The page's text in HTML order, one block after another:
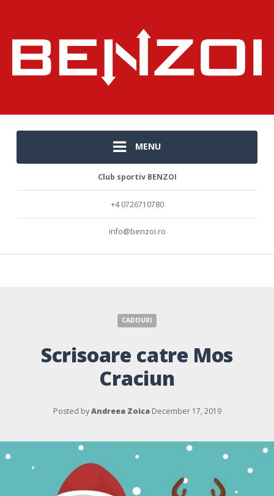
MENU
Club sportiv BENZOI
+4 0726710780
info@benzoi.ro
CADOURI
Scrisoare catre Mos
Craciun
Posted byAndreea Zoica December 17, 2019